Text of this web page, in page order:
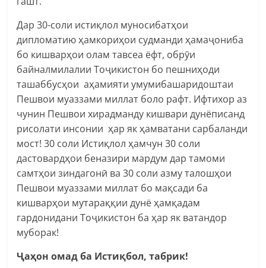
Дар 30-соли истиқлол муносибатҳои
дипломатию ҳамкориҳои судманди ҳамаҷониба
бо кишварҳои олам тавсеа ёфт, обрӯи
байналмилалии Тоҷикистон бо пешниҳоди
ташаббусҳои аҳамияти умумибашаридоштаи
Пешвои муаззами миллат боло рафт. Ифтихор аз
чунин Пешвои хирадманду кишвари дунёписанд
рисолати инсонии ҳар як ҳамватани сарбаланди
мост! 30 соли Истиқлол ҳамчун 30 соли
дастовардҳои беназири мардум дар тамоми
самтҳои зиндагонӣ ва 30 соли азму талошҳои
Пешвои муаззами миллат бо мақсади ба
кишварҳои мутараққии дунё ҳамқадам
гардонидани Тоҷикистон ба ҳар як ватандор
муборак!
Ҷаҳон омад ба Истиқбол, табрик!